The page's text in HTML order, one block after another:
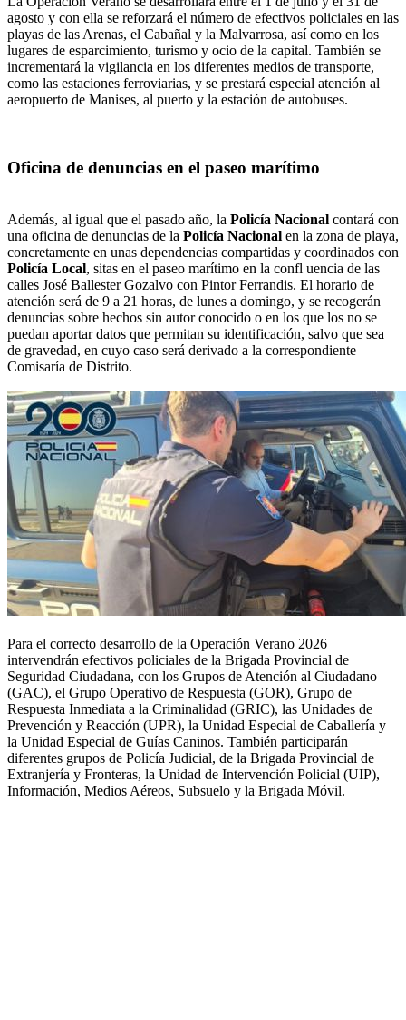
agosto y con ella se reforzará el número de efectivos policiales en las
playas de las Arenas, el Cabañal y la Malvarrosa, así como en los
lugares de esparcimiento, turismo y ocio de la capital. También se
incrementará la vigilancia en los diferentes medios de transporte,
como las estaciones ferroviarias, y se prestará especial atención al
aeropuerto de Manises, al puerto y la estación de autobuses.
Oficina de denuncias en el paseo marítimo
Además, al igual que el pasado año, la Policía Nacional contará con
una oficina de denuncias de la Policía Nacional en la zona de playa,
concretamente en unas dependencias compartidas y coordinados con
Policía Local, sitas en el paseo marítimo en la confl uencia de las
calles José Ballester Gozalvo con Pintor Ferrandis. El horario de
atención será de 9 a 21 horas, de lunes a domingo, y se recogerán
denuncias sobre hechos sin autor conocido o en los que los no se
puedan aportar datos que permitan su identificación, salvo que sea
de gravedad, en cuyo caso será derivado a la correspondiente
Comisaría de Distrito.
Para el correcto desarrollo de la Operación Verano 2026
intervendrán efectivos policiales de la Brigada Provincial de
Seguridad Ciudadana, con los Grupos de Atención al Ciudadano
(GAC), el Grupo Operativo de Respuesta (GOR), Grupo de
Respuesta Inmediata a la Criminalidad (GRIC), las Unidades de
Prevención y Reacción (UPR), la Unidad Especial de Caballería y
la Unidad Especial de Guías Caninos. También participarán
diferentes grupos de Policía Judicial, de la Brigada Provincial de
Extranjería y Fronteras, la Unidad de Intervención Policial (UIP),
Información, Medios Aéreos, Subsuelo y la Brigada Móvil.